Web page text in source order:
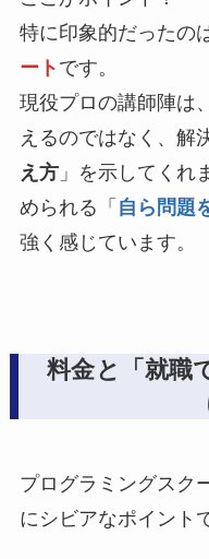
特に印象的だったの
ート です。
現役プロの講師陣は
えるのではなく、解
え方」を示してくれ
められる「 自ら問題
強く感じています。
料金と「就職
プログラミングスク
にシビアなポイント